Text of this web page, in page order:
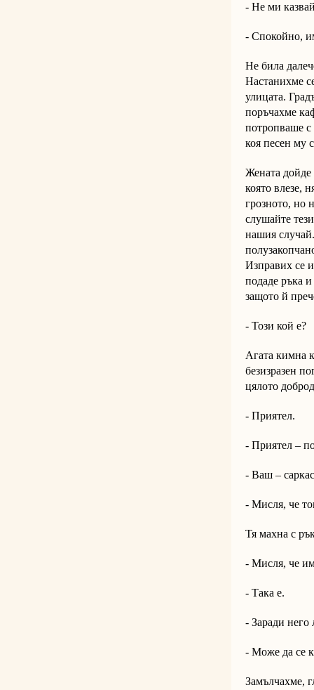
- Не ми
- Спокойно,
Не била
Настанихме
улицата.
поръчахме
потропваше с
коя песен му
Жената
която влезе,
грозното, но
слушайте
нашия
Изправих се
подаде ръка
защото й
- Този кой е?
Агата кимна
безизразен
цялото
- Приятел.
- Приятел –
- Ваш –
- Мисля, че
Тя махна с
- Мисля, че
- Така е.
- Заради
- Може да се
Замълчахме,